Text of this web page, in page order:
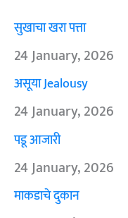
सुखाचा खरा पत्ता
24 January, 2026
असूया Jealousy
24 January, 2026
पडू आजारी
24 January, 2026
माकडाचे दुकान